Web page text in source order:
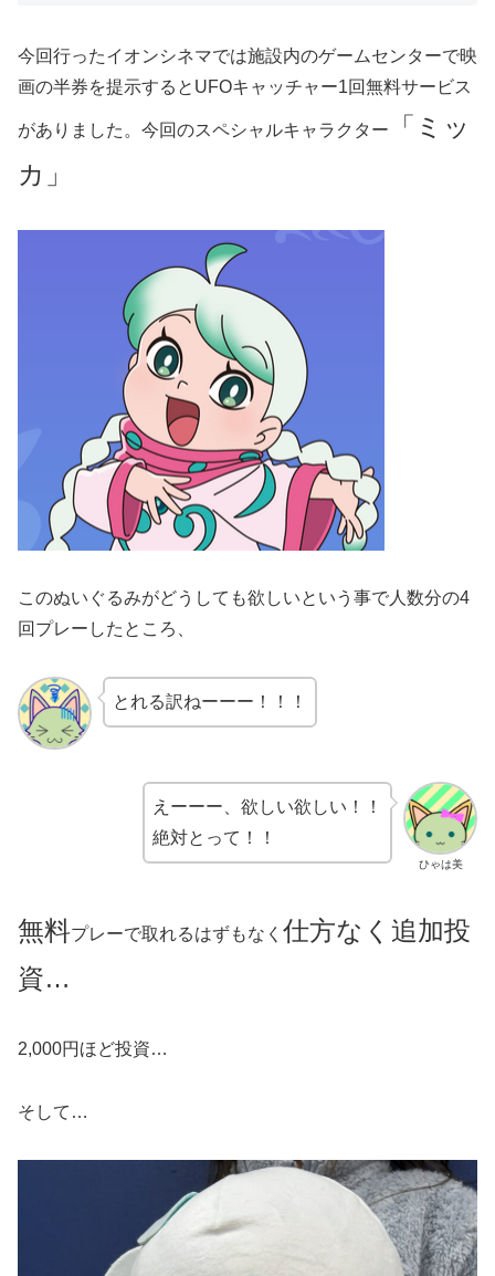
今回行ったイオンシネマでは施設内のゲームセンターで映
画の半券を提示するとUFOキャッチャー1回無料サービス
がありました。今回のスペシャルキャラクター
「ミッ
カ」
このぬいぐるみがどうしても欲しいという事で人数分の4
回プレーしたところ、
とれる訳ねーーー！！！
ひゃは美
えーーー、欲しい欲しい！！
絶対とって！！
無料プレーで取れるはずもなく 仕方なく追加投
資…
2,000円ほど投資…
そして…